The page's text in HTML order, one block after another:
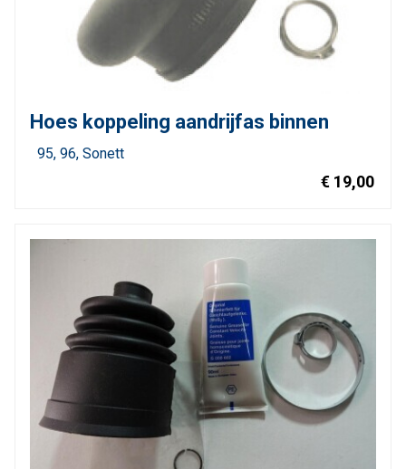
Hoes koppeling aandrijfas binnen
95 96 Sonett
€ 19,00